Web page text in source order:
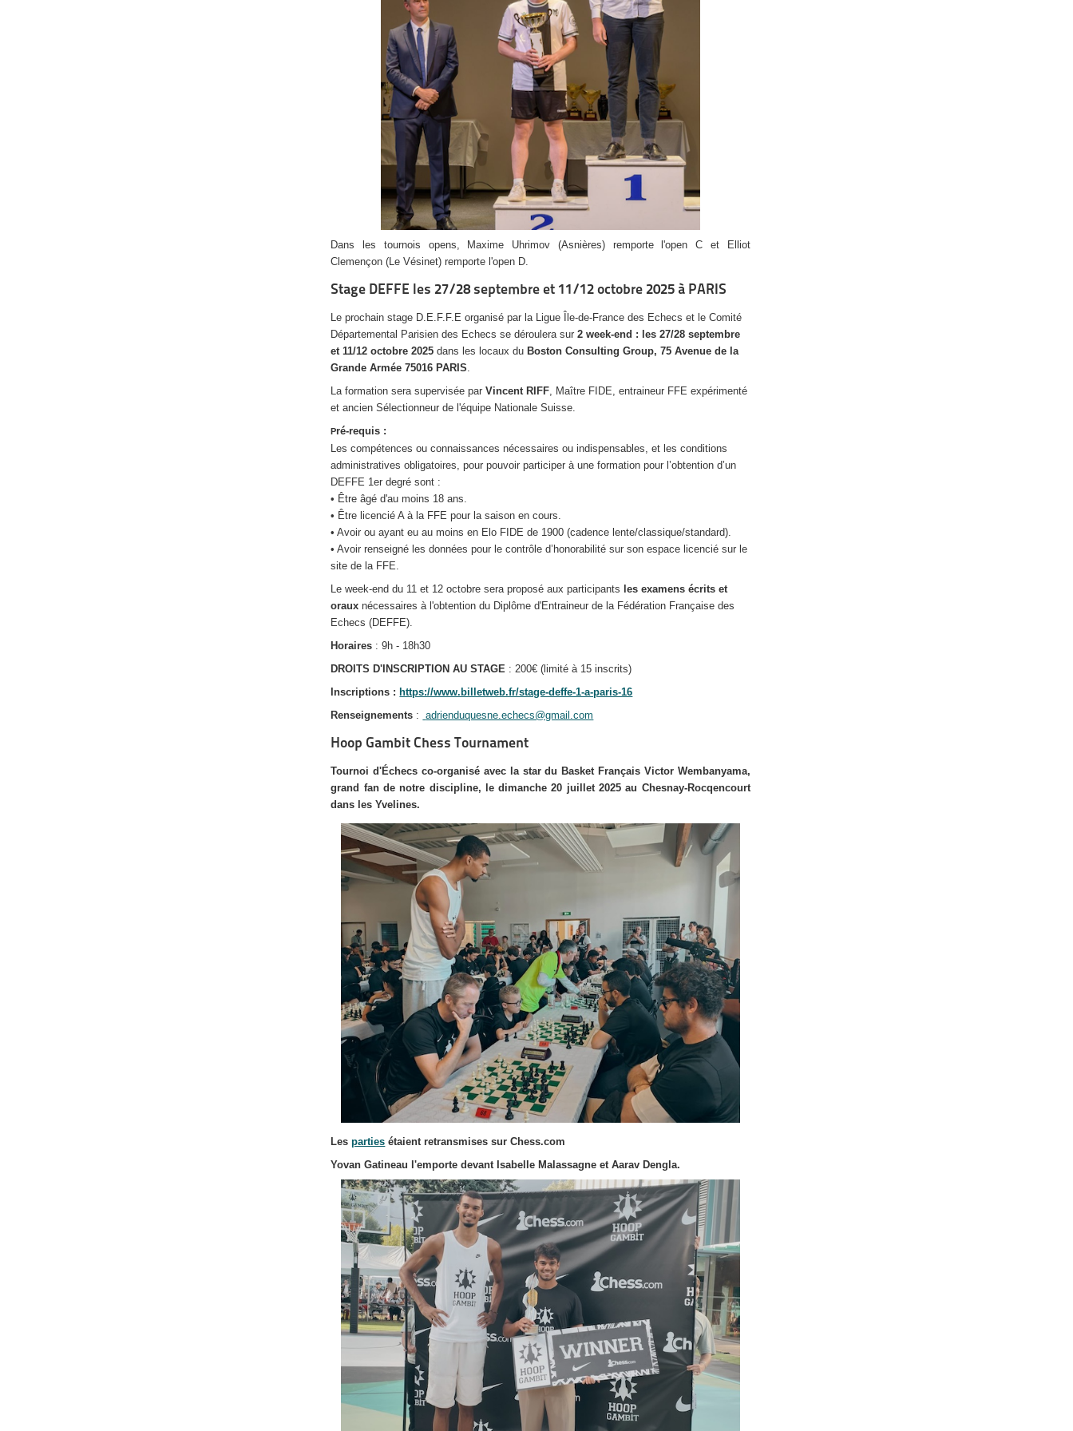
Dans les tournois opens, Maxime Uhrimov (Asnières) remporte l'open C et Elliot
Clemençon (Le Vésinet) remporte l'open D.
Stage DEFFE les 27/28 septembre et 11/12 octobre 2025 à PARIS
Le prochain stage D.E.F.F.E organisé par la Ligue Île-de-France des Echecs et le Comité
Départemental Parisien des Echecs se déroulera sur2 week-end : les 27/28 septembre
et 11/12 octobre 2025dans les locaux duBoston Consulting Group,75 Avenue de la
Grande Armée 75016 PARIS
La formation sera supervisée parVincent RIFF , Maître FIDE, entraineur FFE expérimenté
et ancien Sélectionneur de l'équipe Nationale Suisse.
Pré-requis :
Les compétences ou connaissances nécessaires ou indispensables, et les conditions
administratives obligatoires, pour pouvoir participer à une formation pour l’obtention d’un
DEFFE 1er degré sont :
• Être âgé d'au moins 18 ans.
• Être licencié A à la FFE pour la saison en cours.
• Avoir ou ayant eu au moins en Elo FIDE de 1900 (cadence lente/classique/standard).
• Avoir renseigné les données pour le contrôle d’honorabilité sur son espace licencié sur le
site de la FFE.
Le week-end du 11 et 12 octobre sera proposé aux participants les examens écrits et
oraux nécessaires à l'obtention du Diplôme d'Entraineur de la Fédération Française des
Echecs (DEFFE).
Horaires : 9h - 18h30
DROITS D'INSCRIPTION AU STAGE : 200€ (limité à 15 inscrits)
Inscriptions :https://www.billetweb.fr/stage-deffe-1-a-paris-16
Renseignements : adrienduquesne.echecs@gmail.com
Hoop Gambit Chess Tournament
Tournoi d'Échecs co-organisé avec la star du Basket Français Victor Wembanyama,
grand fan de notre discipline, le dimanche 20 juillet 2025 au Chesnay-Rocqencourt
dans les Yvelines.
Lesparties étaient retransmises sur Chess.com
Yovan Gatineau l'emporte devant Isabelle Malassagne et Aarav Dengla.